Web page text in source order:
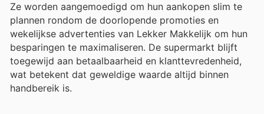
Ze worden aangemoedigd om hun aankopen slim te
plannen rondom de doorlopende promoties en
wekelijkse advertenties van Lekker Makkelijk om hun
besparingen te maximaliseren. De supermarkt blijft
toegewijd aan betaalbaarheid en klanttevredenheid,
wat betekent dat geweldige waarde altijd binnen
handbereik is.